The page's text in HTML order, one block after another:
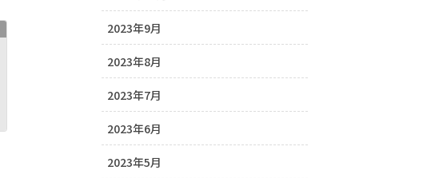
2023年9月
2023年8月
2023年7月
2023年6月
2023年5月